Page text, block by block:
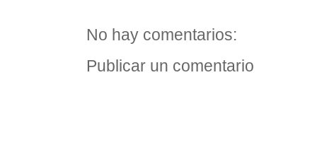
No hay comentarios:
Publicar un comentario